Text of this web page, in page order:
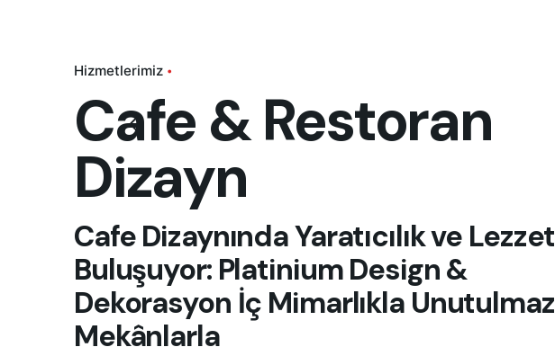
Hizmetlerimiz
Cafe & Restoran
Dizayn
Cafe Dizaynında Yaratıcılık ve Lezzet
Buluşuyor:Platinium Design &
Dekorasyon İç Mimarlıkla Unutulmaz
Mekânlarla